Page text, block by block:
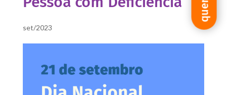
set/2023